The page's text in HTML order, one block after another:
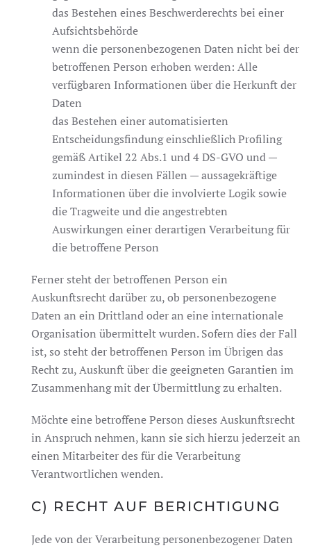
das Bestehen eines Beschwerderechts bei einer
Aufsichtsbehörde
wenn die personenbezogenen Daten nicht bei der
betroffenen Person erhoben werden: Alle
verfügbaren Informationen über die Herkunft der
Daten
das Bestehen einer automatisierten
Entscheidungsfindung einschließlich Profiling
gemäß Artikel 22 Abs.1 und 4 DS-GVO und —
zumindest in diesen Fällen — aussagekräftige
Informationen über die involvierte Logik sowie
die Tragweite und die angestrebten
Auswirkungen einer derartigen Verarbeitung für
die betroffene Person
Ferner steht der betroffenen Person ein
Auskunftsrecht darüber zu, ob personenbezogene
Daten an ein Drittland oder an eine internationale
Organisation übermittelt wurden. Sofern dies der Fall
ist, so steht der betroffenen Person im Übrigen das
Recht zu, Auskunft über die geeigneten Garantien im
Zusammenhang mit der Übermittlung zu erhalten.
Möchte eine betroffene Person dieses Auskunftsrecht
in Anspruch nehmen, kann sie sich hierzu jederzeit an
einen Mitarbeiter des für die Verarbeitung
Verantwortlichen wenden.
C) RECHT AUF BERICHTIGUNG
Jede von der Verarbeitung personenbezogener Daten